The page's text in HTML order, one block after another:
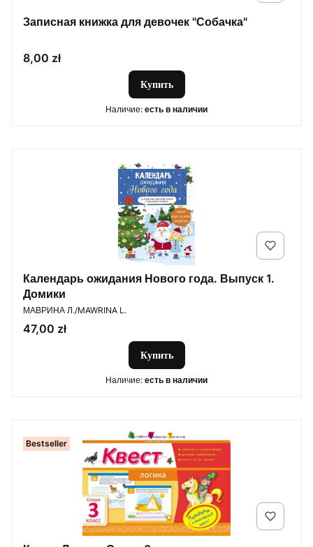
Записная книжка для девочек "Собачка"
Цена
8,00 zł
Купить
Наличие: есть в наличии
Календарь ожидания Нового года. Выпуск 1.
Домики
ПРОИЗВОДИТЕЛЬ
МАВРИНА Л./MAWRINA L.
Цена
47,00 zł
Купить
Наличие: есть в наличии
Bestseller